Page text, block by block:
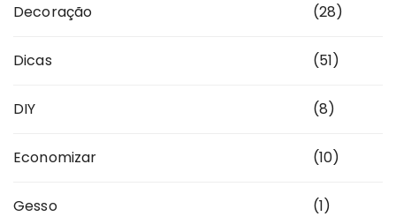
Decoração (28)
Dicas (51)
DIY (8)
Economizar (10)
Gesso (1)